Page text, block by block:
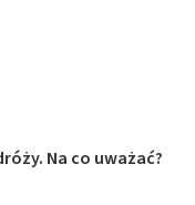
Na co uważać?